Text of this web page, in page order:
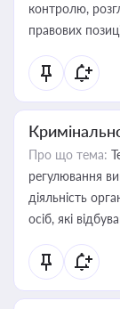
контролю,
правових
Про що тема:
регулювання
діяльність
осіб, які